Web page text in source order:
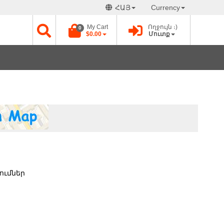
ՀԱՅ Currency
My Cart
0
$0.00
Ողջույն ։)
Մուտք